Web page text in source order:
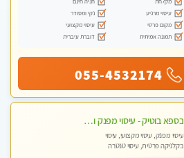
עיסוי מרגיע
נקי ומסודר
מקום פרטי
עיסוי מקצועי
תמונה אמיתית
דוברת עיברית
055-4532174
בספא בוטיק - עיסוי מפנק ומשחרר את כל השרירים !
עיסוי מפנק, עיסוי מקצועי, עיסוי
בקלניקה פרטית, עיסוי טנטרה